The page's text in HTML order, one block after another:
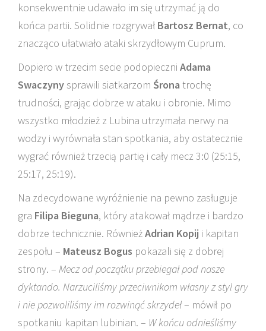
konsekwentnie udawało im się utrzymać ją do
końca partii. Solidnie rozgrywał Bartosz Bernat, co
znacząco ułatwiało ataki skrzydłowym Cuprum.
Dopiero w trzecim secie podopieczni Adama
Swaczyny sprawili siatkarzom Śrona trochę
trudności, grając dobrze w ataku i obronie. Mimo
wszystko młodzież z Lubina utrzymała nerwy na
wodzy i wyrównała stan spotkania, aby ostatecznie
wygrać również trzecią partię i cały mecz 3:0 (25:15,
25:17, 25:19).
Na zdecydowane wyróżnienie na pewno zasługuje
gra Filipa Bieguna, który atakował mądrze i bardzo
dobrze technicznie. RównieżAdrian Kopij i kapitan
zespołu – Mateusz Bogus pokazali się z dobrej
strony. – Mecz od początku przebiegał pod nasze
dyktando. Narzuciliśmy przeciwnikom własny z styl gry
i nie pozwoliliśmy im rozwinąć skrzydeł– mówił po
spotkaniu kapitan lubinian. – W końcu odnieśliśmy